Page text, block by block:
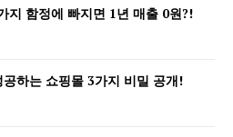
지 함정에 빠지면 1년 매출 0원?!
하는 쇼핑몰 3가지 비밀 공개!